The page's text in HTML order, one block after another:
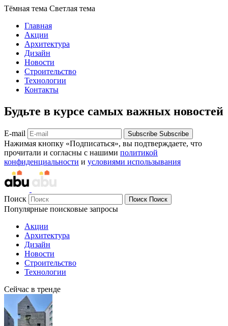
Тёмная тема Светлая тема
Главная
Акции
Архитектура
Дизайн
Новости
Строительство
Технологии
Контакты
Будьте в курсе самых важных новостей
E-mail Subscribe Subscribe
Нажимая кнопку «Подписаться», вы подтверждаете, что
прочитали и согласны с нашими политикой
конфиденциальности и условиями использывания
Поиск Поиск Поиск
Популярные поисковые запросы
Акции
Архитектура
Дизайн
Новости
Строительство
Технологии
Сейчас в тренде